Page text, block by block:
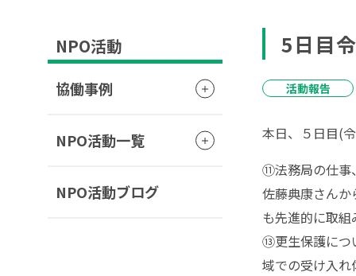
5日目
活動報告
本日、５日目(
⑪法務局の仕事
佐藤典康さん
も先進的に取
⑬更生保護につ
域での受け入
NPO活動
協働事例
NPO活動一覧
NPO活動ブログ